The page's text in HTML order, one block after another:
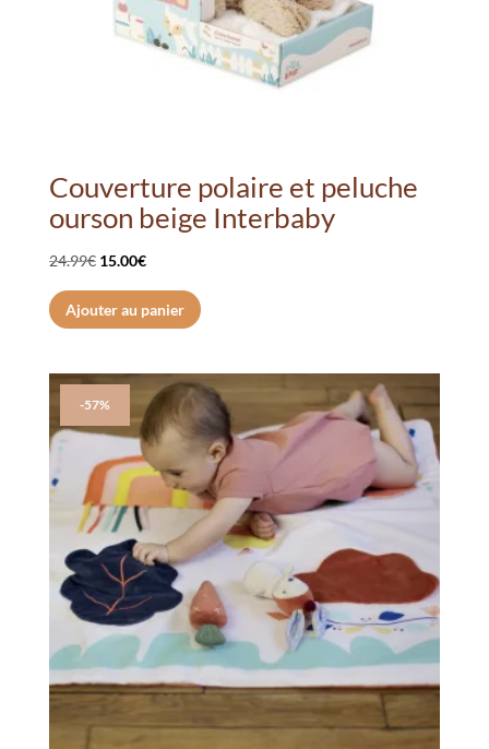
Couverture polaire et peluche
ourson beige Interbaby
24.99€ Le
prix
initial
24.99€.
15.00€Le
prix
actuel
15.00€.
Ajouter au panier
-57%